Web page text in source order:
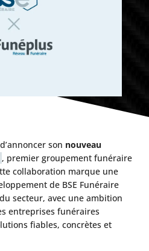
son nouveau
, premier groupement funéraire
collaboration marque une
de BSE Funéraire
secteur, avec une ambition
entreprises funéraires
fiables, concrètes et